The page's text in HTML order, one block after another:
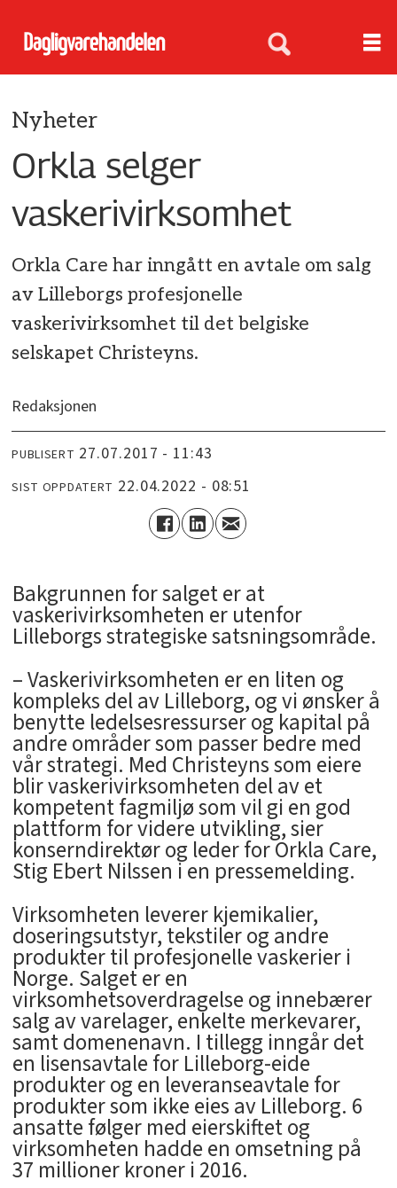
Nyheter
Orkla selger
vaskerivirksomhet
Orkla Care har inngått en avtale om salg
av Lilleborgs profesjonelle
vaskerivirksomhet til det belgiske
selskapet Christeyns.
Redaksjonen
PUBLISERT 27.07.2017 - 11:43
SIST OPPDATERT 22.04.2022 - 08:51
Bakgrunnen for salget er at
vaskerivirksomheten er utenfor
Lilleborgs strategiske satsningsområde.
– Vaskerivirksomheten er en liten og
kompleks del av Lilleborg, og vi ønsker å
benytte ledelsesressurser og kapital på
andre områder som passer bedre med
vår strategi. Med Christeyns som eiere
blir vaskerivirksomheten del av et
kompetent fagmiljø som vil gi en god
plattform for videre utvikling, sier
konserndirektør og leder for Orkla Care,
Stig Ebert Nilssen i en pressemelding.
Virksomheten leverer kjemikalier,
doseringsutstyr, tekstiler og andre
produkter til profesjonelle vaskerier i
Norge. Salget er en
virksomhetsoverdragelse og innebærer
salg av varelager, enkelte merkevarer,
samt domenenavn. I tillegg inngår det
en lisensavtale for Lilleborg-eide
produkter og en leveranseavtale for
produkter som ikke eies av Lilleborg. 6
ansatte følger med eierskiftet og
virksomheten hadde en omsetning på
37 millioner kroner i 2016.